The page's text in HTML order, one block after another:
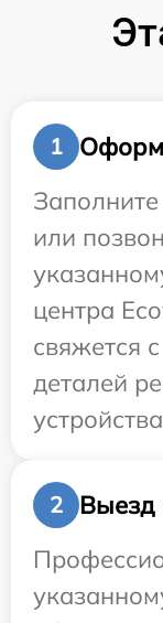
1
или
центра
свяжется
деталей
2
Выезд